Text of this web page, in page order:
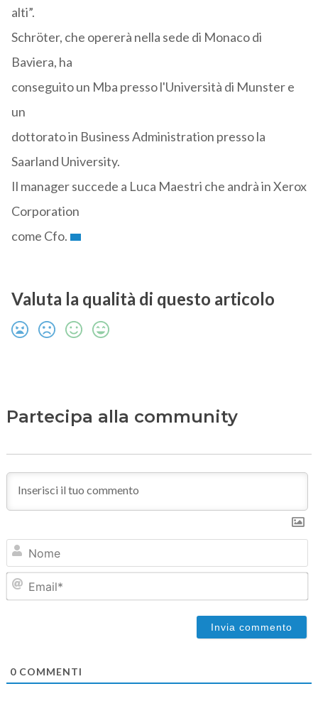
alti”.
Schröter, che opererà nella sede di Monaco di
Baviera, ha
conseguito un Mba presso l'Università di Munster e
un
dottorato in Business Administration presso la
Saarland University.
Il manager succede a Luca Maestri che andrà in Xerox
Corporation
come Cfo.
Valuta la qualità di questo articolo
Partecipa alla community
0COMMENTI